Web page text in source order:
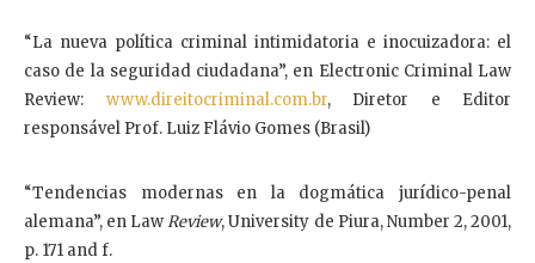
“La nueva política criminal intimidatoria e inocuizadora: el
caso de la seguridad ciudadana”, en Electronic Criminal Law
Review: www.direitocriminal.com.br, Diretor e Editor
responsável Prof. Luiz Flávio Gomes (Brasil)
“Tendencias modernas en la dogmática jurídico-penal
alemana”, en LawReview, University de Piura, Number 2, 2001,
p. 171 and f.